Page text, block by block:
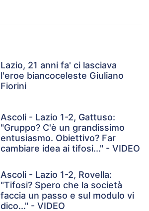
Lazio, 21 anni fa' ci lasciava
l'eroe biancoceleste Giuliano
Fiorini
Ascoli - Lazio 1-2, Gattuso:
"Gruppo? C'è un grandissimo
entusiasmo. Obiettivo? Far
cambiare idea ai tifosi..." - VIDEO
Ascoli - Lazio 1-2, Rovella:
"Tifosi? Spero che la società
faccia un passo e sul modulo vi
dico..." - VIDEO